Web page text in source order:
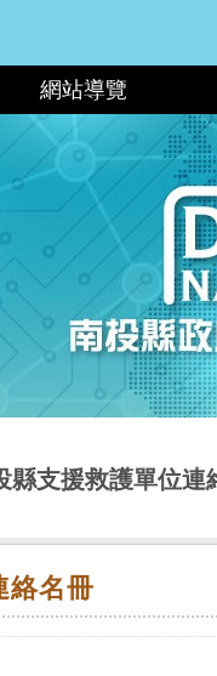
網站導覽
縣支援救護單位連
絡名冊